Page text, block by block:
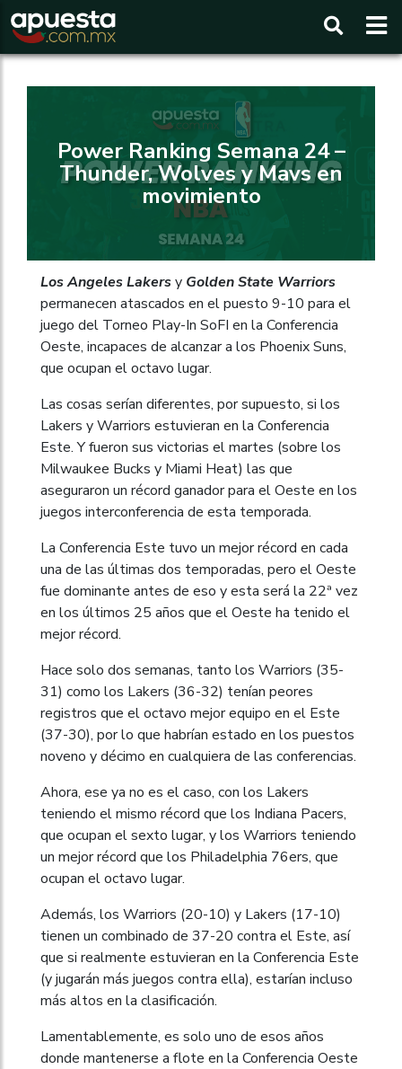
Buscar
Power Ranking Semana 24 –
Thunder, Wolves y Mavs en
movimiento
Los Angeles Lakersy Golden State Warriors
permanecen atascados en el puesto 9-10 para el
juego del Torneo Play-In SoFI en la Conferencia
Oeste, incapaces de alcanzar a los Phoenix Suns,
que ocupan el octavo lugar.
Las cosas serían diferentes, por supuesto, si los
Lakers y Warriors estuvieran en la Conferencia
Este. Y fueron sus victorias el martes (sobre los
Milwaukee Bucks y Miami Heat) las que
aseguraron un récord ganador para el Oeste en los
juegos interconferencia de esta temporada.
La Conferencia Este tuvo un mejor récord en cada
una de las últimas dos temporadas, pero el Oeste
fue dominante antes de eso y esta será la 22ª vez
en los últimos 25 años que el Oeste ha tenido el
mejor récord.
Hace solo dos semanas, tanto los Warriors (35-
31) como los Lakers (36-32) tenían peores
registros que el octavo mejor equipo en el Este
(37-30), por lo que habrían estado en los puestos
noveno y décimo en cualquiera de las conferencias.
Ahora, ese ya no es el caso, con los Lakers
teniendo el mismo récord que los Indiana Pacers,
que ocupan el sexto lugar, y los Warriors teniendo
un mejor récord que los Philadelphia 76ers, que
ocupan el octavo lugar.
Además, los Warriors (20-10) y Lakers (17-10)
tienen un combinado de 37-20 contra el Este, así
que si realmente estuvieran en la Conferencia Este
(y jugarán más juegos contra ella), estarían incluso
más altos en la clasificación.
Lamentablemente, es solo uno de esos años
donde mantenerse a flote en la Conferencia Oeste